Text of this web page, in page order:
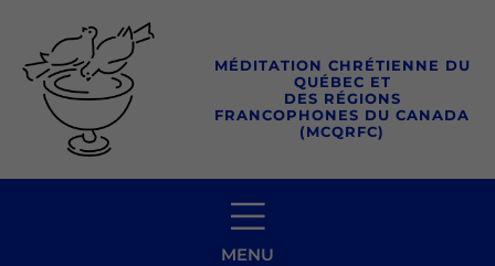
contenu
MÉDITATION CHRÉTIENNE DU
QUÉBEC ET
DES RÉGIONS
FRANCOPHONES DU CANADA
(MCQRFC)
MENU